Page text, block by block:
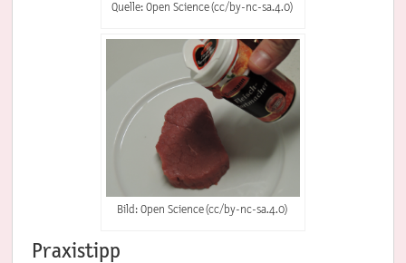
Quelle: Open Science (cc/by-nc-sa.4.0)
Bild: Open Science (cc/by-nc-sa.4.0)
Praxistipp